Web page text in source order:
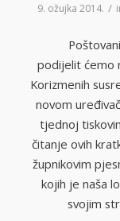
9. ožujka 2014. /
podijelit ćemo
Korizmenih
novom
tjednoj
čitanje ovih
župnikovim
kojih je naša
svojim